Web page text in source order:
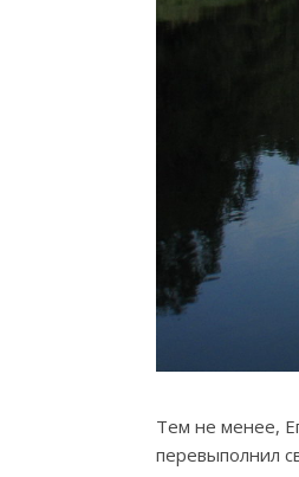
Тем не менее,
перевыполнил